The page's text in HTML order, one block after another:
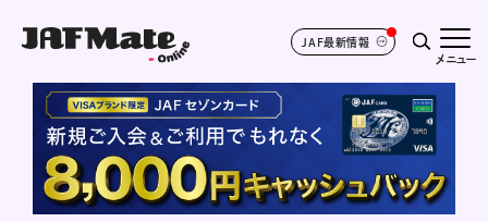
JAF最新情報
メニュー